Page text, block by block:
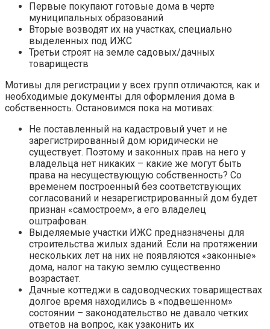
Первые покупают готовые дома в черте
муниципальных образований
Вторые возводят их на участках, специально
выделенных под ИЖС
Третьи строят на земле садовых/дачных
товариществ
Мотивы для регистрации у всех групп отличаются, как и
необходимые документы для оформления дома в
собственность. Остановимся пока на мотивах:
Не поставленный на кадастровый учет и не
зарегистрированный дом юридически не
существует. Поэтому и законных прав на него у
владельца нет никаких – какие же могут быть
права на несуществующую собственность? Со
временем построенный без соответствующих
согласований и незарегистрированный дом будет
признан «самостроем», а его владелец
оштрафован.
Выделяемые участки ИЖС предназначены для
строительства жилых зданий. Если на протяжении
нескольких лет на них не появляются «законные»
дома, налог на такую землю существенно
возрастает.
Дачные коттеджи в садоводческих товариществах
долгое время находились в «подвешенном»
состоянии – законодательство не давало четких
ответов на вопрос, как узаконить их